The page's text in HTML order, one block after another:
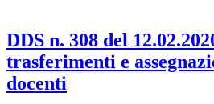
DDS n. 308 del
trasferimenti e
docenti